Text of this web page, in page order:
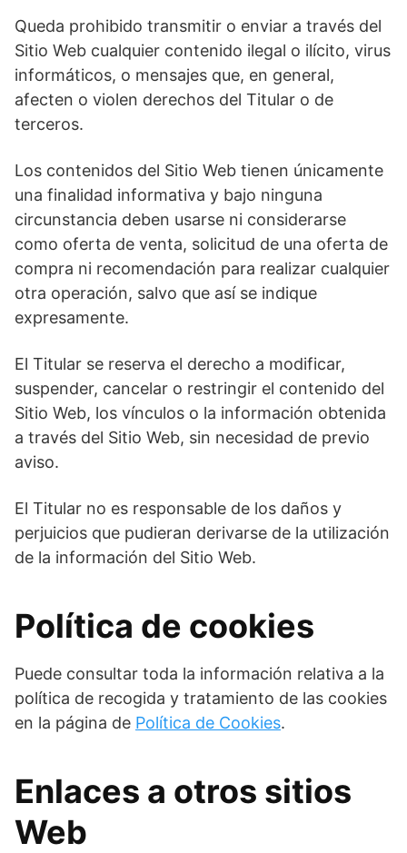
Queda prohibido transmitir o enviar a través del
Sitio Web cualquier contenido ilegal o ilícito, virus
informáticos, o mensajes que, en general,
afecten o violen derechos del Titular o de
terceros.
Los contenidos del Sitio Web tienen únicamente
una finalidad informativa y bajo ninguna
circunstancia deben usarse ni considerarse
como oferta de venta, solicitud de una oferta de
compra ni recomendación para realizar cualquier
otra operación, salvo que así se indique
expresamente.
El Titular se reserva el derecho a modificar,
suspender, cancelar o restringir el contenido del
Sitio Web, los vínculos o la información obtenida
a través del Sitio Web, sin necesidad de previo
aviso.
El Titular no es responsable de los daños y
perjuicios que pudieran derivarse de la utilización
de la información del Sitio Web.
Política de cookies
Puede consultar toda la información relativa a la
política de recogida y tratamiento de las cookies
en la página de Política de Cookies.
Enlaces a otros sitios
Web